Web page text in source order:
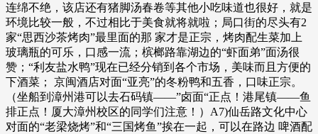
连绵不绝，该店还有猪脚汤春卷等其他小吃味道也很好，就是
环境比较一般，不过相比于美食就将就啦；局口街的尽头有2
家“思西沙茶烤肉”最里面的那 家才是正宗，烤肉配生菜加上
玻璃瓶的可乐，口感一流；槟榔路靠湖边的“虾面弟”面汤很
赞；“利友盐水鸭”现在已经分销到各个市场，美味而且方便的
下酒菜； 京闽酒店对面“亚亮”的冬粉鸭和五香，口味正宗。
（坐船到漳州港可以去石码镇——”卤面“正点！港尾镇——鱼
排正点！厦大漳州校区的同学们注意！）A7)仙岳路文化中心
对面的“老梁烧烤”和“三国烤鱼”挨在一起，可以在路边 啤酒配